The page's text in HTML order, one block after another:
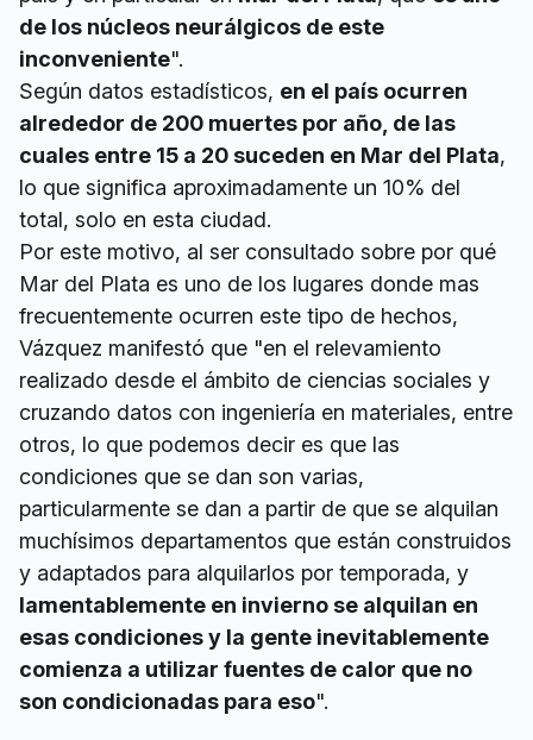
de los núcleos neurálgicos de este
inconveniente".
Según datos estadísticos, en el país ocurren
alrededor de 200 muertes por año, de las
cuales entre 15 a 20 suceden en Mar del Plata,
lo que significa aproximadamente un 10% del
total, solo en esta ciudad.
Por este motivo, al ser consultado sobre por qué
Mar del Plata es uno de los lugares donde mas
frecuentemente ocurren este tipo de hechos,
Vázquez manifestó que "en el relevamiento
realizado desde el ámbito de ciencias sociales y
cruzando datos con ingeniería en materiales, entre
otros, lo que podemos decir es que las
condiciones que se dan son varias,
particularmente se dan a partir de que se alquilan
muchísimos departamentos que están construidos
y adaptados para alquilarlos por temporada, y
lamentablemente en invierno se alquilan en
esas condiciones y la gente inevitablemente
comienza a utilizar fuentes de calor que no
son condicionadas para eso".